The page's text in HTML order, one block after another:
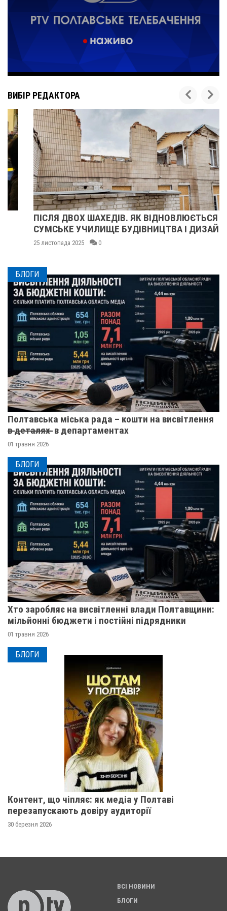
ВИБІР РЕДАКТОРА
ПІСЛЯ ДВОХ ШАХЕДІВ. ЯК ВІДНОВЛЮЄТЬСЯ
СУМСЬКЕ УЧИЛИЩЕ БУДІВНИЦТВА І ДИЗАЙНУ
25 листопада 2025 0
БЛОГИ
Полтавська міська рада – кошти на висвітлення
в̶ ̶д̶е̶т̶а̶л̶я̶х̶ ̶ в департаментах
01 травня 2026
БЛОГИ
Хто заробляє на висвітленні влади Полтавщини:
мільйонні бюджети і постійні підрядники
01 травня 2026
БЛОГИ
Контент, що чіпляє: як медіа у Полтаві
перезапускають довіру аудиторії
30 березня 2026
ВСІ НОВИНИ
БЛОГИ